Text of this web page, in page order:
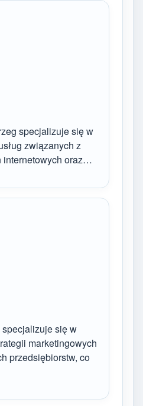
specjalizuje się w
związanych z
internetowych oraz…
się w
marketingowych
przedsiębiorstw, co